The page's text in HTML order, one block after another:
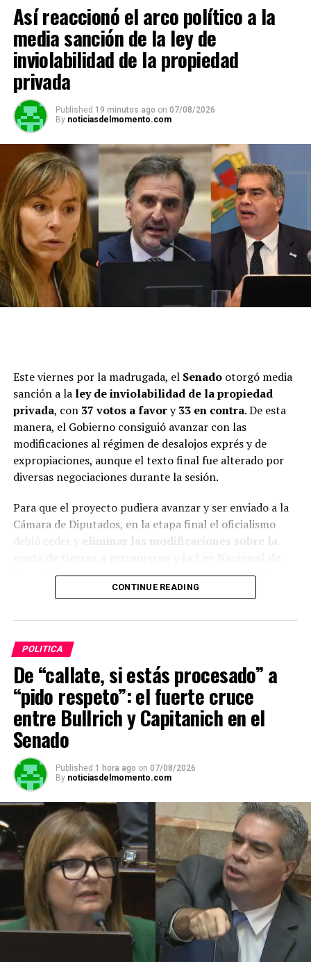
Así reaccionó el arco político a la
media sanción de la ley de
inviolabilidad de la propiedad
privada
Published 19 minutos ago on 07/08/2026
By noticiasdelmomento.com
Este viernes por la madrugada, el Senadootorgó media
sanción a la ley de inviolabilidad de la propiedad
privada, con 37 votos a favory33 en contra. De esta
manera, el Gobierno consiguió avanzar con las
modificaciones al régimen de desalojos exprés y de
expropiaciones, aunque el texto final fue alterado por
diversas negociaciones durante la sesión.
Para que el proyecto pudiera avanzar y ser enviado a la
Cámara de Diputados, en la etapa final el oficialismo
debió ceder y eliminar las modificaciones sobre la
Manejo del Fuego. Así, el último cambio se realizó
apenas un minuto antes de que comenzara la votación
CONTINUE READING
POLITICA
De “callate, si estás procesado” a
“pido respeto”: el fuerte cruce
entre Bullrich y Capitanich en el
Senado
Published 1 hora ago on 07/08/2026
By noticiasdelmomento.com